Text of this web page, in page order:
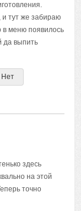
и тут же забираю
в меню появилось
да выпить
Нет
здесь
на этой
точно